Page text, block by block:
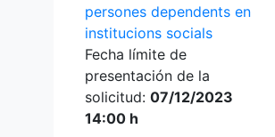
persones dependents en
institucions socials
Fecha límite de
presentación de la
solicitud: 07/12/2023
14:00 h